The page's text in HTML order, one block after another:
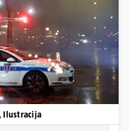
Ilustracija